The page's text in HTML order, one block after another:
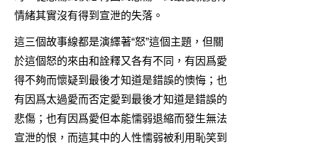
情緒其實沒有得到宣泄的失落。
這三個故事線都是演繹著“怒”這個主題，但關
於這個怒的來由和詮釋又各有不同，有因爲愛
得不夠而懷疑到最後才知道是錯誤的懊悔；也
有因爲太過愛而否定愛到最後才知道是錯誤的
悲傷；也有因爲愛但本能懦弱退縮而發生無法
宣泄的恨，而這其中的人性懦弱被利用恥笑到